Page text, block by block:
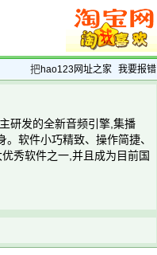
把hao123网址之家 我要报错
研发的全新音频引擎,集播
软件小巧精致、操作简捷、
秀软件之一,并且成为目前国